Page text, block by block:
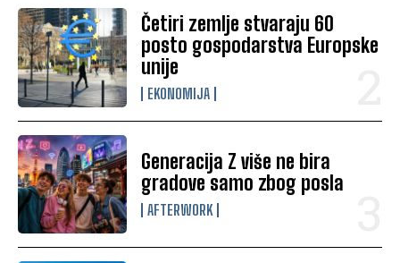
Četiri zemlje stvaraju 60
posto gospodarstva Europske
unije
EKONOMIJA
Generacija Z više ne bira
gradove samo zbog posla
AFTERWORK